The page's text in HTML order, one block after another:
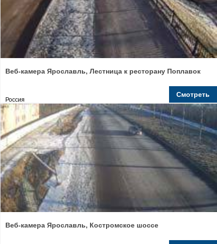
Веб-камера Ярославль, Лестница к ресторану Поплавок
Россия
Смотреть
Веб-камера Ярославль, Костромское шоссе